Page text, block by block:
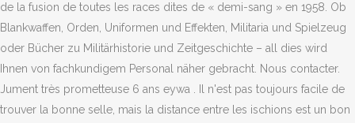
de la fusion de toutes les races dites de « demi-sang » en 1958. Ob
Blankwaffen, Orden, Uniformen und Effekten, Militaria und Spielzeug
oder Bücher zu Militärhistorie und Zeitgeschichte – all dies wird
Ihnen von fachkundigem Personal näher gebracht. Nous contacter.
Jument très prometteuse 6 ans eywa . Il n'est pas toujours facile de
trouver la bonne selle, mais la distance entre les ischions est un bon